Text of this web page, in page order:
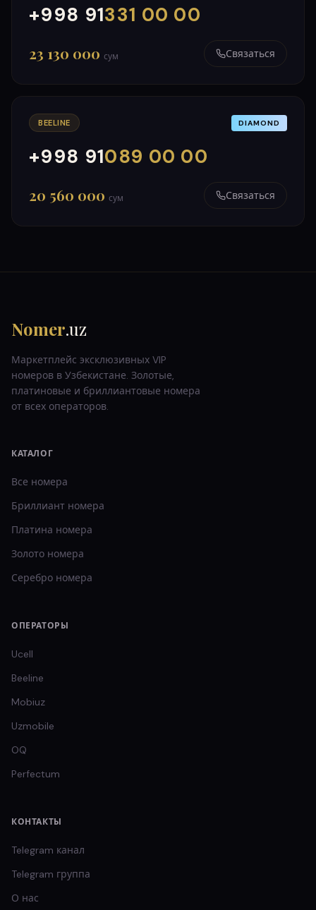
+998 91331 00 00
000
999
23 130 000 сум Связаться
BEELINE DIAMOND
+998 91089 00 00
000
999
20 560 000 сум Связаться
Nomer.uz
Маркетплейс эксклюзивных VIP
номеров в Узбекистане. Золотые,
платиновые и бриллиантовые номера
от всех операторов.
КАТАЛОГ
Все номера
Бриллиант номера
Платина номера
Золото номера
Серебро номера
ОПЕРАТОРЫ
Ucell
Beeline
Mobiuz
Uzmobile
OQ
Perfectum
КОНТАКТЫ
Telegram канал
Telegram группа
О нас